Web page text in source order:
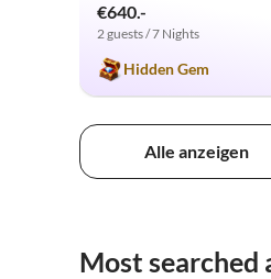
€640.-
2 guests / 7 Nights
Hidden Gem
Alle anzeigen
Most searched